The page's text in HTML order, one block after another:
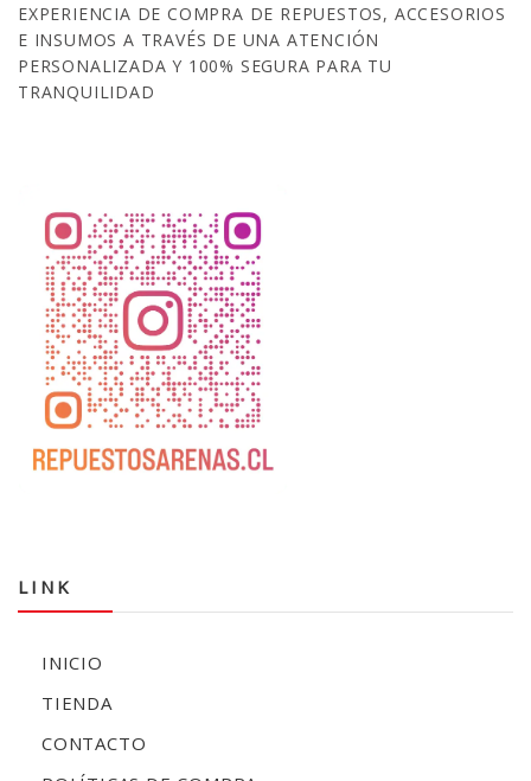
EXPERIENCIA DE COMPRA DE REPUESTOS, ACCESORIOS
E INSUMOS A TRAVÉS DE UNA ATENCIÓN
PERSONALIZADA Y 100% SEGURA PARA TU
TRANQUILIDAD
LINK
INICIO
TIENDA
CONTACTO